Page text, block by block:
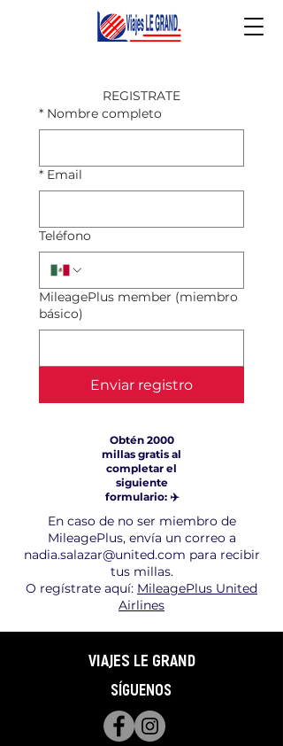
REGISTRATE
* Nombre completo
* Email
Teléfono
MileagePlus member (miembro
básico)
Enviar registro
Obtén 2000
millas gratis al
completar el
siguiente
formulario: ✈️
En caso de no ser miembro de
MileagePlus, envía un correo a
nadia.salazar@united.com para recibir
tus millas.
O regístrate aquí: MileagePlus United
Airlines
VIAJES LE GRAND
SÍGUENOS